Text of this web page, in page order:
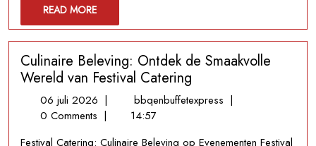
READ MOREREAD
MORE
Culinaire Beleving: Ontdek de Smaakvolle
Wereld van Festival Catering
06 juli 2026 06
juli
| bbqenbuffetexpress Culinaire
|
0 Comments |
14:57
Festival Catering: Culinaire Beleving op Evenementen Festival